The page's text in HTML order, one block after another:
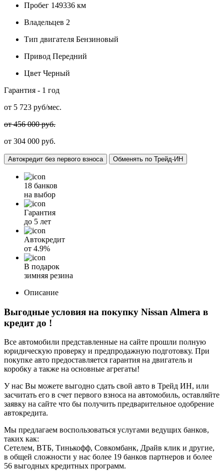
Пробег 149336 км
Владельцев 2
Тип двигателя Бензиновый
Привод Передний
Цвет Черный
Гарантия - 1 год
от 5 723 руб/мес.
от 456 000 руб.
от 304 000 руб.
Автокредит без первого взноса Обменять по Трейд-ИН
18 банков
на выбор
Гарантия
до 5 лет
Автокредит
от 4.9%
В подарок
зимняя резина
Описание
Выгодные условия на покупку Nissan Almera в
кредит до !
Все автомобили представленные на сайте прошли полную
юридическую проверку и предпродажную подготовку. При
покупке авто предоставляется гарантия на двигатель и
коробку а также на основные агрегаты!
У нас Вы можете выгодно сдать свой авто в Трейд ИН, или
засчитать его в счет первого взноса на автомобиль, оставляйте
заявку на сайте что бы получить предварительное одобрение
автокредита.
Мы предлагаем воспользоваться услугами ведущих банков,
таких как:
Сетелем, ВТБ, Тинькофф, Совкомбанк, Драйв клик и другие,
в общей сложности у нас более 19 банков партнеров и более
56 выгодных кредитных программ.